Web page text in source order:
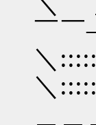
￣
＼
＼